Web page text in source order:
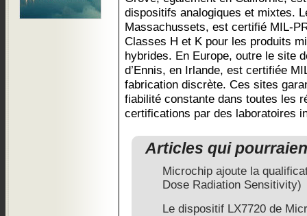
dispositifs analogiques et mixtes.
Massachussets, est certifié MIL-
Classes H et K pour les produits
hybrides. En Europe, outre le site
d’Ennis, en Irlande, est certifiée
fabrication discrète. Ces sites
fiabilité constante dans toutes les
certifications par des laboratoires
Articles qui
Microchip ajoute la
Dose Radiation Sensitivity)
Le dispositif LX7720 de